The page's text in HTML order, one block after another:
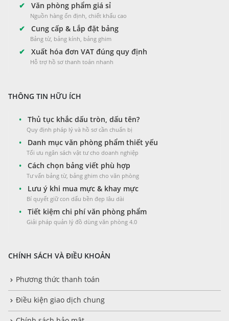
✔ Văn phòng phẩm giá sỉ
Nguồn hàng ổn định, chiết khấu cao
✔ Cung cấp & Lắp đặt bảng
Bảng từ, bảng kính, bảng ghim
✔ Xuất hóa đơn VAT đúng quy định
Hỗ trợ hồ sơ thanh toán nhanh
THÔNG TIN HỮU ÍCH
• Thủ tục khắc dấu tròn, dấu tên?
Quy định pháp lý và hồ sơ cần chuẩn bị
• Danh mục văn phòng phẩm thiết yếu
Tối ưu ngân sách vật tư cho doanh nghiệp
• Cách chọn bảng viết phù hợp
Tư vấn bảng từ, bảng ghim cho văn phòng
• Lưu ý khi mua mực & khay mực
Bí quyết giữ con dấu bền đẹp lâu dài
• Tiết kiệm chi phí văn phòng phẩm
Giải pháp quản lý đồ dùng văn phòng 4.0
CHÍNH SÁCH VÀ ĐIỀU KHOẢN
Phương thức thanh toán
Điều kiện giao dịch chung